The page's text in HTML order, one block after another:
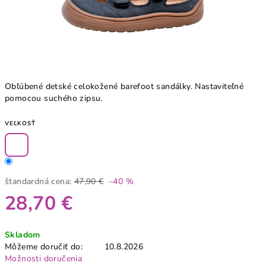
Obľúbené detské celokožené barefoot sandálky. Nastaviteľné
pomocou suchého zipsu.
VEĽKOSŤ
štandardná cena: 47,90 € –40 %
28,70 €
cena:
Skladom
Môžeme doručiť do:
10.8.2026
Možnosti doručenia